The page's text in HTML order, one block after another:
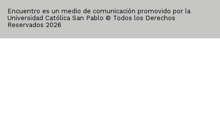
Encuentro es un medio de comunicación promovido por la
Universidad Católica San Pablo © Todos los Derechos
Reservados 2026